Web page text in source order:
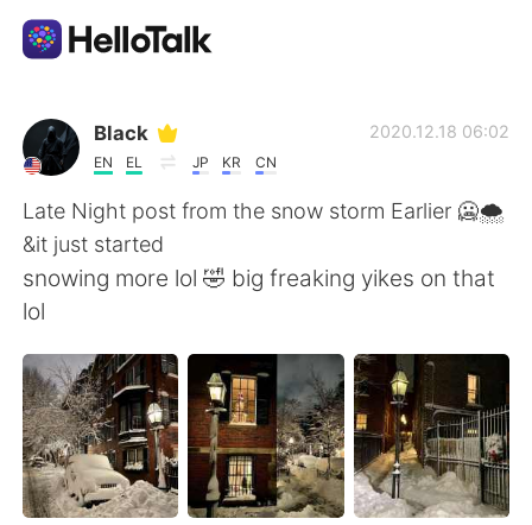
Language Exchange App
AI Grammar Checker
English
简体中文 繁體中文
Español العربية
Français Deutsch
Black
EN EL JP KR CN
2020.12.18 06:02
Late Night post from the snow storm Earlier 🥶🌨️
&it just started
snowing more lol 🤣 big freaking yikes on that
lol